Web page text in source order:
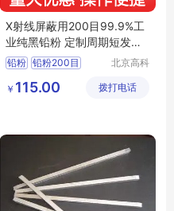
X射线屏蔽用200目99.9%工
业纯黑铅粉 定制周期短发货
快
铅粉 铅粉200目
铅粉厂家
北京高科
技有限公
￥ 115.00 拨打电话